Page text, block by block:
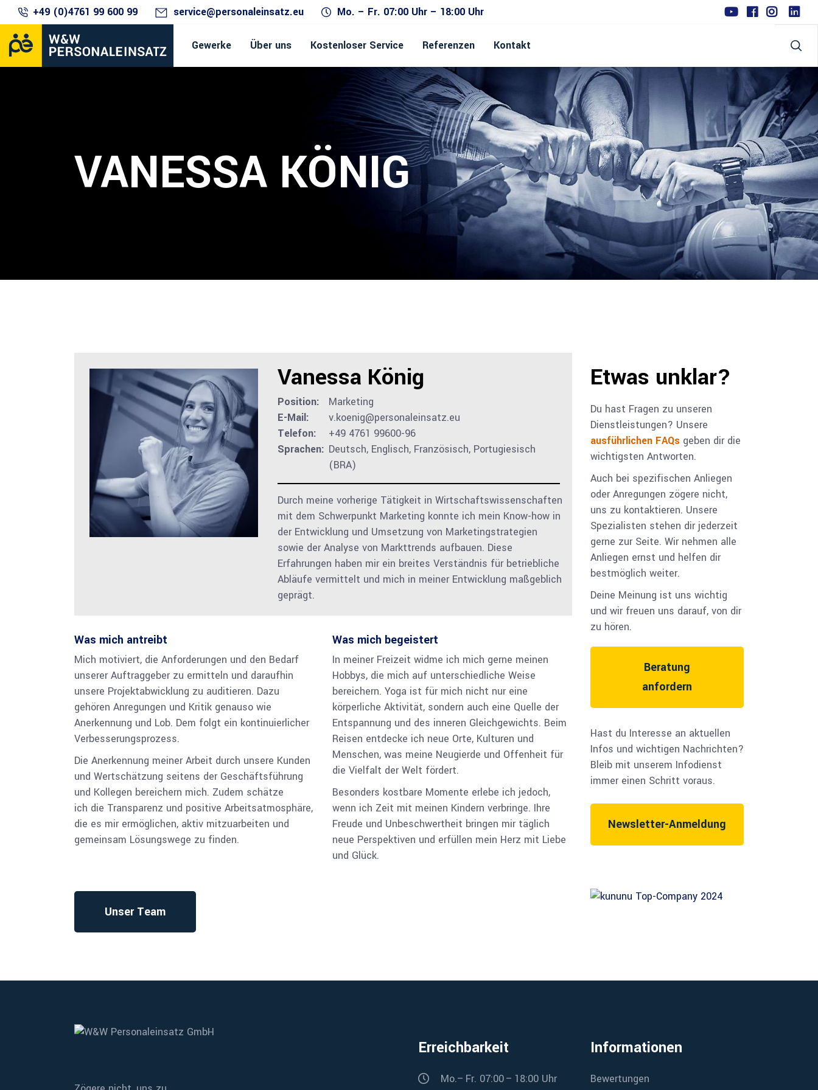
+49 (0)4761 99 600 99 service@personaleinsatz.eu Mo. – Fr. 07:00 Uhr – 18:00 Uhr
Gewerke Über uns Kostenloser Service Referenzen Kontakt
VANESSA KÖNIG
Vanessa König
Position:
Marketing
E-Mail:
v.koenig@personaleinsatz.eu
Telefon:
+49 4761 99600-96
Sprachen: Deutsch, Englisch, Französisch, Portugiesisch
(BRA)
Durch meine vorherige Tätigkeit in Wirtschaftswissenschaften
mit dem Schwerpunkt Marketing konnte ich mein Know-how in
der Entwicklung und Umsetzung von Marketingstrategien
sowie der Analyse von Markttrends auf­bauen. Diese
Erfahrungen haben mir ein breites Verständnis für betriebliche
Abläufe vermittelt und mich in meiner Entwicklung maß­geblich
geprägt.
Was mich antreibt
Mich motiviert, die Anforderungen und den Bedarf
unserer Auftraggeber zu ermitteln und daraufhin
unsere Projekt­abwicklung zu auditieren. Dazu
gehören Anregungen und Kritik genauso wie
Anerkennung und Lob. Dem folgt ein kontinuierlicher
Verbesserungsprozess.
Die Anerkennung meiner Arbeit durch unsere Kunden
und Wertschätzung seitens der Geschäftsführung
und Kolle­gen bereichern mich. Zudem schätze
ich die Transparenz und positive Arbeits­atmosphäre,
die es mir ermöglichen, aktiv mitzuarbeiten und
gemeinsam Lösungswege zu finden.
Was mich begeistert
In meiner Freizeit widme ich mich gerne meinen
Hobbys, die mich auf unter­schied­liche Weise
bereichern. Yoga ist für mich nicht nur eine
körperliche Aktivität, sondern auch eine Quelle der
Entspannung und des inneren Gleich­gewichts. Beim
Reisen entdecke ich neue Orte, Kulturen und
Menschen, was meine Neugierde und Offenheit für
die Vielfalt der Welt fördert.
Besonders kostbare Momente erlebe ich jedoch,
wenn ich Zeit mit meinen Kindern verbringe. Ihre
Freude und Unbeschwertheit bringen mir täglich
neue Perspektiven und erfüllen mein Herz mit Liebe
und Glück.
Unser Team
Etwas unklar?
Du hast Fragen zu unseren
Dienst­leistungen? Unsere
ausführlichen FAQsgeben dir die
wichtigsten Antworten.
Auch bei spezifischen Anliegen
oder Anregungen zögere nicht,
uns zu kontaktieren. Unsere
Spezialisten stehen dir jederzeit
gerne zur Seite. Wir nehmen alle
Anliegen ernst und helfen dir
bestmöglich weiter.
Deine Meinung ist uns wichtig
und wir freuen uns darauf, von dir
zu hören.
Beratung
anfordern
Hast du Interesse an aktuellen
Infos und wichtigen Nachrichten?
Bleib mit unserem Infodienst
immer einen Schritt voraus.
Newsletter-Anmeldung
Erreichbarkeit
Mo.– Fr. 07:00 – 18:00 Uhr
Informationen
Bewertungen